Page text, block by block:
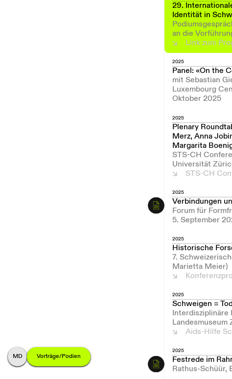
M onika
DommannVorträge/Podien
29.
Identität in
an die
Link zum
2025
Panel: «On the
mit Sebastian
Luxembourg
Oktober 2025
2025
Plenary
Merz, Anna
Margarita
STS-CH
Universität
STS-CH
2025
Verbindungen
Forum für
5. September
2025
Historische
7.
Marietta Meier)
2025
Schweigen =
Landesmuseum
Aids-Hilfe
2025
Festrede im
Rathus-Schüür,